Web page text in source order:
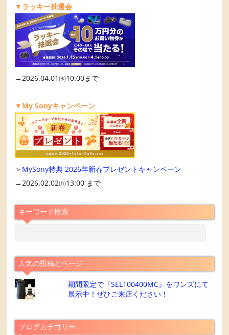
▼ラッキー抽選会
→2026.04.01㈬10:00まで
▼My Sonyキャンペーン
＞ MySony特典 2026年新春プレゼントキャンペーン
→2026.02.02㈪13:00 まで
キーワード検索
人気の投稿とページ
期間限定で『SEL100400MC』をワンズにて
展示中！ぜひご来店ください！
ブログカテゴリー